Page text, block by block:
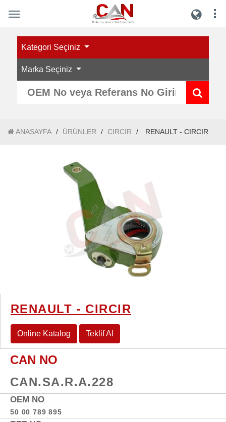
Kategori Seçiniz
Marka Seçiniz
ANASAYFA / ÜRÜNLER / CIRCIR / RENAULT - CIRCIR
RENAULT - CIRCIR
Online Katalog Teklif Al
CAN NO
CAN.SA.R.A.228
OEM NO
50 00 789 895